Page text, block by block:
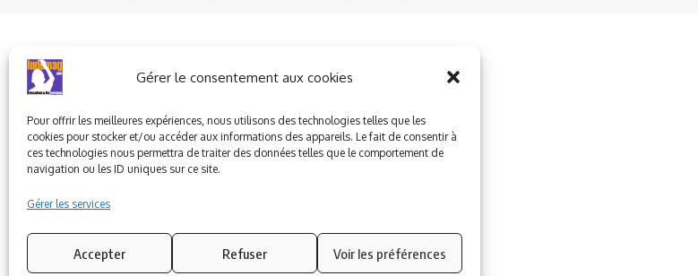
Gérer le consentement aux cookies
Pour offrir les meilleures expériences, nous utilisons des technologies telles que les
cookies pour stocker et/ou accéder aux informations des appareils. Le fait de consentir à
ces technologies nous permettra de traiter des données telles que le comportement de
navigation ou les ID uniques sur ce site.
Gérer les services
Accepter Refuser Voir les préférences